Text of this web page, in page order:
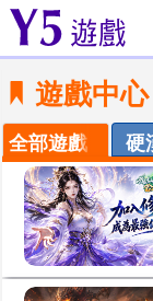
遊戲中心
全部遊戲 硬